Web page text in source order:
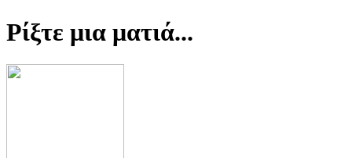
Ρίξτε μια ματιά...